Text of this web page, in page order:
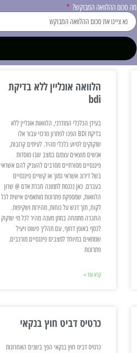
מה סכום ההלוואה המבוקש?
הלוואה אונליין ללא בדיקת
bdi
בעידן הכלכלי המודרני, הלוואות אונליין ללא
בדיקת BDI הפכו לפתרון מרכזי עבור אלו
שזקוקים לסיוע כלכלי מהיר. לעיתים קרובות,
אנשים מוצאים עצמם במצב שבו מוסדות
פיננסיים מסורתיים מסרבים להעניק להם אשראי
בשל דירוג אשראי נמוך או קשיים פיננסיים
בעברם. כאן נכנסת לתמונה חברת אדם @ שרון
הלוואות, שמספקת פתרונות מותאמים אישית לכל
לקוח, תוך דגש על נוחות, מהירות ושקיפות.
החברה מתמחה במתן מענה מהיר לכל מי שזקוק
לכסף באופן דחוף, עם תהליך פשוט ויעיל
שמתאים במיוחד למצבים פיננסיים מורכבים.
פתרונות
קרא עוד »
כרטיס דביט חוץ בנקאי
כרטיס דביט חוץ בנקאי הפך בשנים האחרונות